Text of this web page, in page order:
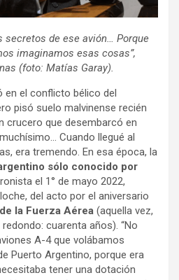
secretos de ese avión… Porque
imaginamos esas cosas”,
(foto: Matías Garay).
en el conflicto bélico del
pisó suelo malvinense recién
crucero que desembarcó en
Cuando llegué al
era tremendo. En esa época, la
sólo conocido por
el 1° de mayo 2022,
del acto por el aniversario
la Fuerza Aérea (aquella vez,
cuarenta años). “No
A-4 que volábamos
Puerto Argentino, porque era
tener una dotación